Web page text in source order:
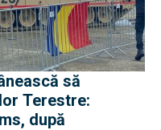
să
Terestre:
după